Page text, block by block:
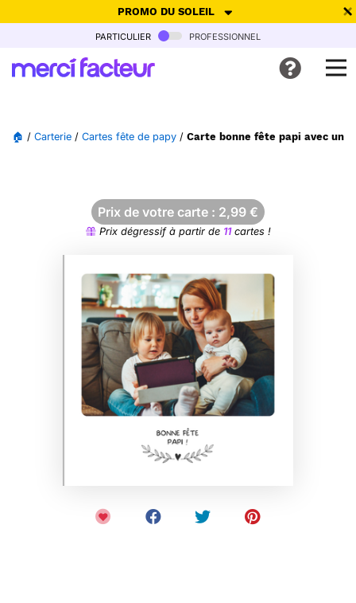
PROMO DU SOLEIL
-30% de réduction avec le code SUMMER26pour envoyer des
Ne plus afficher
particulier professionnel
🏠 / Carterie / Cartes fête de papy / Carte bonne fête papi avec un
Prix de votre carte : 2,99 €
Prix dégressif à partir de 11cartes !